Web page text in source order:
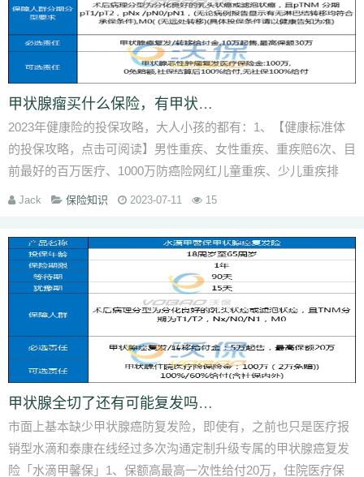
甲状腺瘤买什么保险，有甲状腺疾病买个什么样的保险_1
2023年健康险的投保攻略，大人小孩的都有：1、【健康标准体
的投保攻略，点击可阅读】男性重疾、女性重疾、重疾赔6次、目
前最好的百万医疗、1000万防癌险网红儿童重疾、少儿重疾排
名、少儿住院医疗、少儿全套保险老年人保险排名、80岁也能保
Jack 保险知识 2023-07-11 15
甲状腺全切了还有可能复发吗？甲状腺癌一年可以买什么保险-
市面上基本缺少甲状腺癌防复发险，即使有，之前也只是医疗报
销型水滴和泰康在线经过多次沟通定制升级专属的甲状腺癌复发
险「水滴甲馨保」1、保额高最高一次性给付20万，住院医疗保